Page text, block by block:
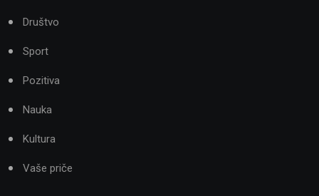
Društvo
Sport
Pozitiva
Nauka
Kultura
Vaše priče